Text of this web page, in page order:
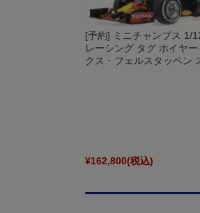
[予約] ミニチャンプス 1/
レーシング タグ ホイヤ
クス・フェルスタッペン
¥162,800(税込)